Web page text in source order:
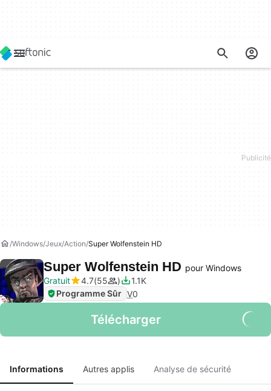
Windows Jeux Action Super Wolfenstein HD
Super Wolfenstein HD pour Windows
Gratuit
4.7 55
1.1K
Programme Sûr V0
Télécharger
Informations Autres applis Analyse de sécurité